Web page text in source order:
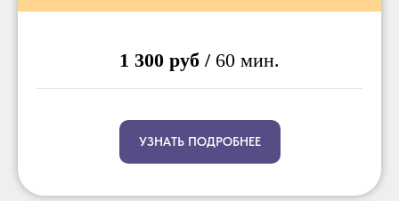
1 300 руб / 60 мин.
УЗНАТЬ ПОДРОБНЕЕ